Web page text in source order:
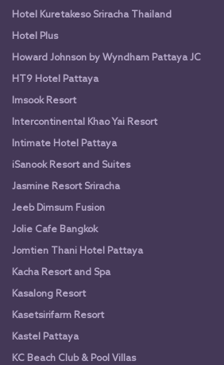
Hotel Kuretakeso Sriracha Thailand
Hotel Plus
Howard Johnson by Wyndham Pattaya JC
HT9 Hotel Pattaya
Imsook Resort
Intercontinental Khao Yai Resort
Intimate Hotel Pattaya
iSanook Resort and Suites
Jasmine Resort Sriracha
Jeeb Dimsum Fusion
Jolie Cafe Bangkok
Jomtien Thani Hotel Pattaya
Kacha Resort and Spa
Kasalong Resort
Kasetsirifarm Resort
Kastel Pattaya
KC Beach Club & Pool Villas